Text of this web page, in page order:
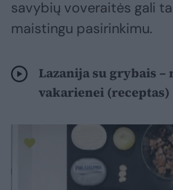
savybių voveraitės gali
maistingu pasirinkimu.
Lazanija su grybais –
vakarienei (receptas)